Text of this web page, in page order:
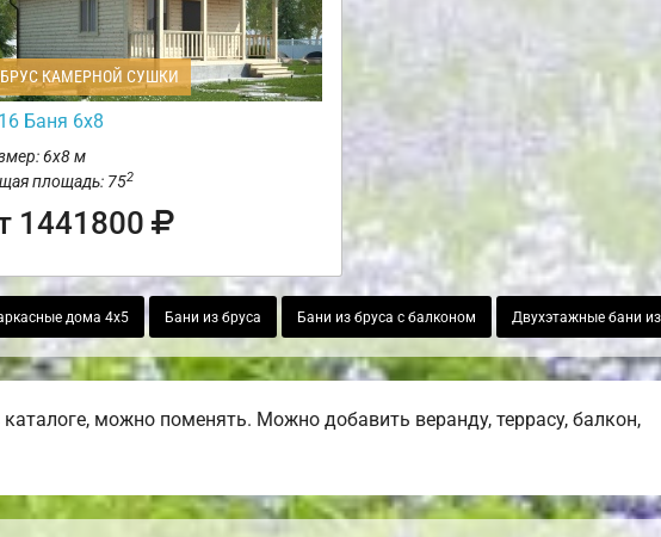
БРУС КАМЕРНОЙ СУШКИ
Баня 6х8
6х8 м
площадь: 752
1441800
дома 4х5 Бани из бруса Бани из бруса с балконом Двухэтажные бани
можно поменять. Можно добавить веранду, террасу, балкон,